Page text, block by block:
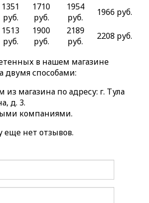
1351
руб.
1710
руб.
1954
руб.
1966 руб.
1513
руб.
1900
руб.
2189
руб.
2208 руб.
в нашем магазине
двумя способами:
из магазина по адресу: г. Тула
д. 3.
компаниями.
еще нет отзывов.